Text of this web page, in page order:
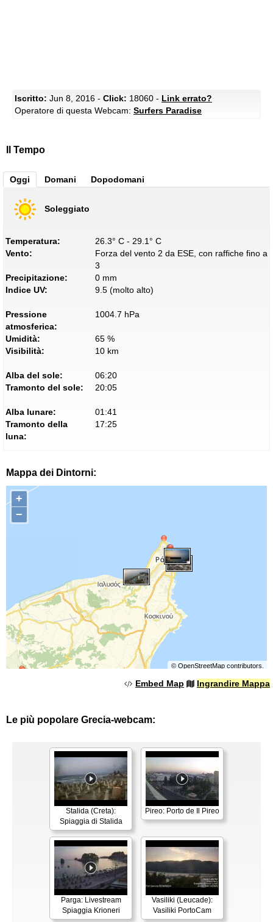
Iscritto: Jun 8, 2016 - Click: 18060 - Link errato?
Operatore di questa Webcam: Surfers Paradise
Il Tempo
Oggi Domani Dopodomani
Soleggiato
Temperatura:
26.3° C - 29.1° C
Vento:
Forza del vento 2 da ESE, con raffiche fino a
3
Precipitazione:
0 mm
Indice UV:
9.5 (molto alto)
Pressione
atmosferica:
1004.7 hPa
Umidità:
65 %
Visibilità:
10 km
Alba del sole:
06:20
Tramonto del sole:
20:05
Alba lunare:
01:41
Tramonto della
luna:
17:25
Mappa dei Dintorni:
+
−
© OpenStreetMapcontributors.
Embed Map Ingrandire Mappa
Le più popolare Grecia-webcam:
Stalida (Creta):
Spiaggia di Stalida
Pireo: Porto de Il Pireo
Parga: Livestream
Spiaggia Krioneri
Vasiliki (Leucade):
Vasiliki PortoCam